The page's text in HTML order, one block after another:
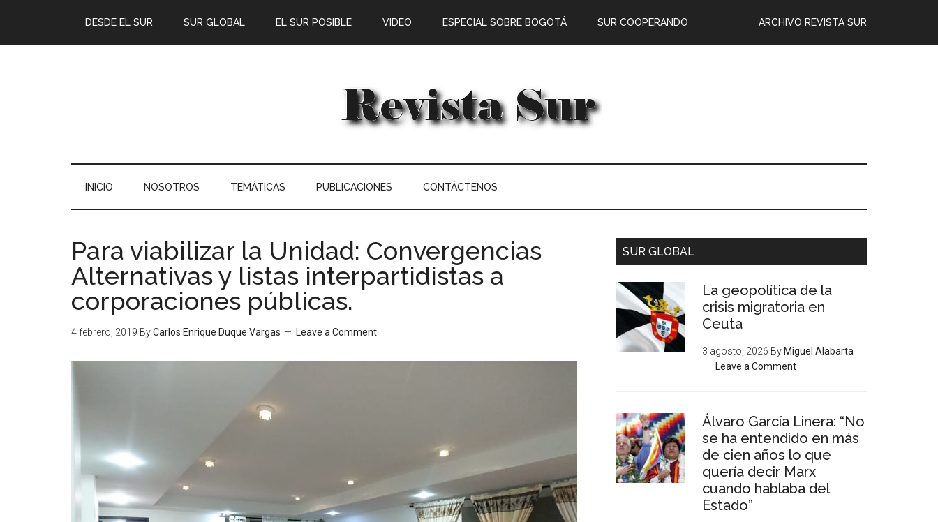
DESDE EL SUR SUR GLOBAL EL SUR POSIBLE ARCHIVO REVISTA SUR
VIDEO ESPECIAL SOBRE BOGOTÁ SUR COOPERANDO
INICIO NOSOTROS TEMÁTICAS PUBLICACIONES CONTÁCTENOS
Para viabilizar la Unidad: Convergencias
Alternativas y listas interpartidistas a
corporaciones públicas.
4 febrero, 2019 ByCarlos Enrique Duque Vargas Leave a Comment
SUR GLOBAL
La geopolítica de la
crisis migratoria en
Ceuta
3 agosto, 2026 By Miguel Alabarta
Leave a Comment
Álvaro García Linera: “No
se ha entendido en más
de cien años lo que
quería decir Marx
cuando hablaba del
Estado”